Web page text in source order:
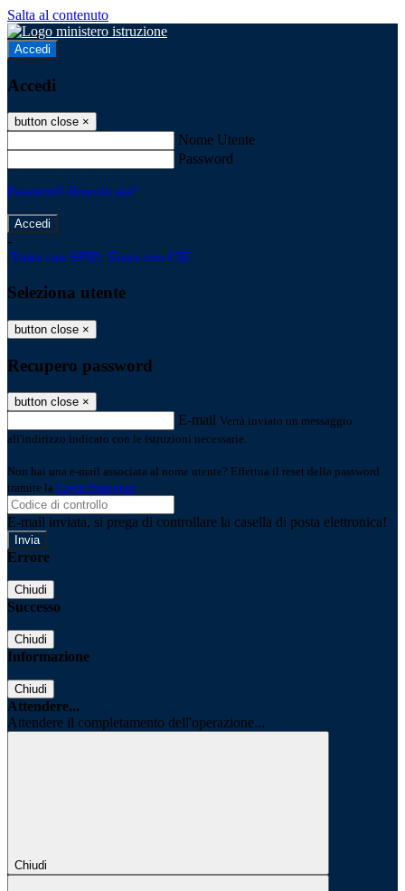
Salta al contenuto
Accedi
Accedi
button close ×
Nome Utente
Password
Password dimenticata?
-
Entra con SPID Entra con CIE
Seleziona utente
button close ×
Recupero password
button close ×
E-mail Verrà inviato un messaggio
all'indirizzo indicato con le istruzioni necessarie.
Non hai una e-mail associata al nome utente? Effettua il reset della password
tramite la Login Spaggiari
E-mail inviata, si prega di controllare la casella di posta elettronica!
Errore
Chiudi
Successo
Chiudi
Informazione
Chiudi
Attendere...
Attendere il completamento dell'operazione...
Chiudi